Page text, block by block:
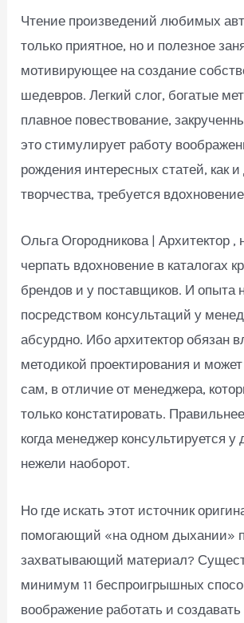
Чтение произведений любимых
только приятное, но и полезное
мотивирующее на создание
шедевров. Легкий слог, богатые
плавное повествование,
это стимулирует работу
рождения интересных статей, как
творчества, требуется
Ольга Огородникова | Архитектор ,
черпать вдохновение в каталогах
брендов и у поставщиков. И опыта
посредством консультаций у
абсурдно. Ибо архитектор обязан
методикой проектирования и может
сам, в отличие от менеджера,
только констатировать.
когда менеджер консультируется у
нежели наоборот.
Но где искать этот источник
помогающий «на одном дыхании»
захватывающий материал?
минимум 11 беспроигрышных
воображение работать и создавать